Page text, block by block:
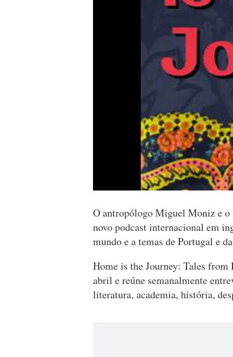
O antropólogo Miguel Moniz e
novo podcast internacional em
mundo e a temas de Portugal e
Home is the Journey: Tales from
abril e reúne semanalmente
literatura, academia, história,